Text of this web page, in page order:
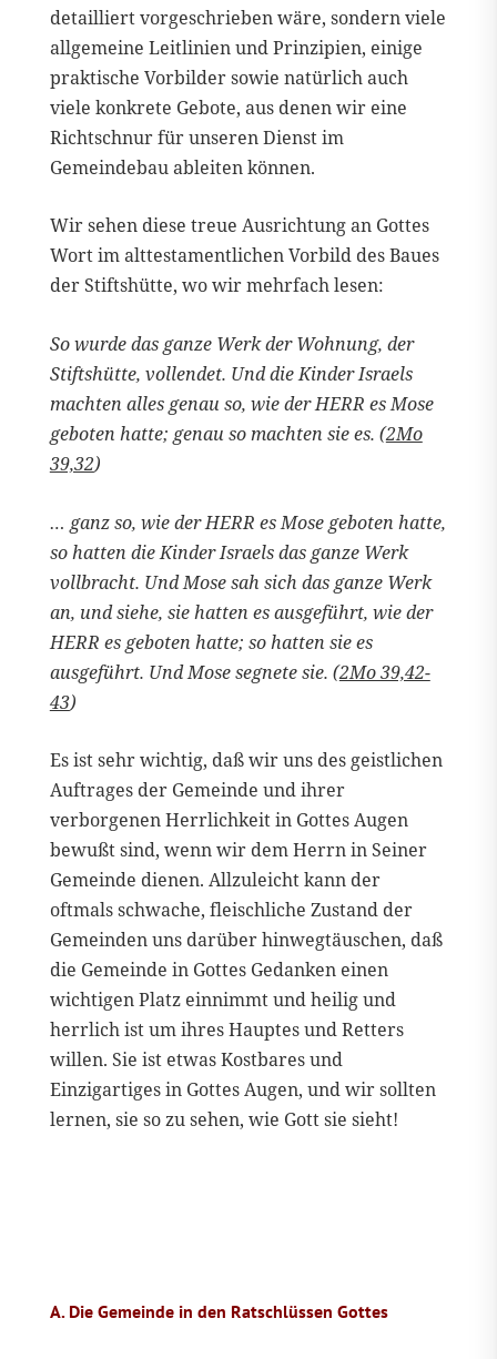
detailliert vorgeschrieben wäre, sondern viele
allgemeine Leitlinien und Prinzipien, einige
praktische Vorbilder sowie natürlich auch
viele konkrete Gebote, aus denen wir eine
Richtschnur für unseren Dienst im
Gemeindebau ableiten können.
Wir sehen diese treue Ausrichtung an Gottes
Wort im alttestamentlichen Vorbild des Baues
der Stiftshütte, wo wir mehrfach lesen:
So wurde das ganze Werk der Wohnung, der
Stiftshütte, vollendet. Und die Kinder Israels
machten alles genau so, wie der HERR es Mose
geboten hatte; genau so machten sie es. (2Mo
39,32)
… ganz so, wie der HERR es Mose geboten hatte,
so hatten die Kinder Israels das ganze Werk
vollbracht. Und Mose sah sich das ganze Werk
an, und siehe, sie hatten es ausgeführt, wie der
HERR es geboten hatte; so hatten sie es
ausgeführt. Und Mose segnete sie. (2Mo 39,42-
43)
Es ist sehr wichtig, daß wir uns des geistlichen
Auftrages der Gemeinde und ihrer
verborgenen Herrlichkeit in Gottes Augen
bewußt sind, wenn wir dem Herrn in Seiner
Gemeinde dienen. Allzuleicht kann der
oftmals schwache, fleischliche Zustand der
Gemeinden uns darüber hinwegtäuschen, daß
die Gemeinde in Gottes Gedanken einen
wichtigen Platz einnimmt und heilig und
herrlich ist um ihres Hauptes und Retters
willen. Sie ist etwas Kostbares und
Einzigartiges in Gottes Augen, und wir sollten
lernen, sie so zu sehen, wie Gott sie sieht!
A. Die Gemeinde in den Ratschlüssen Gottes